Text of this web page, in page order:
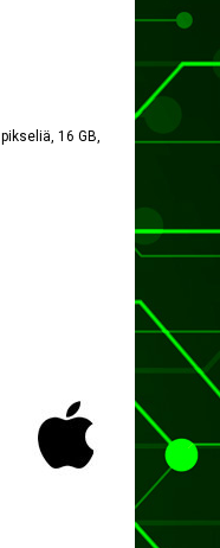
16 GB,